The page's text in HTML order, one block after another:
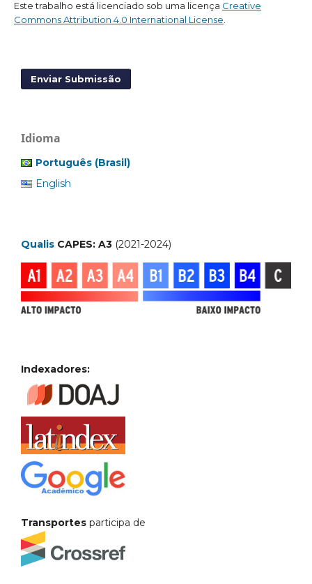
Este trabalho está licenciado sob uma licença Creative
Commons Attribution 4.0 International License.
Enviar Submissão
Idioma
Português (Brasil)
English
Qualis CAPES: A3 (2021-2024)
Indexadores:
Transportes participa de